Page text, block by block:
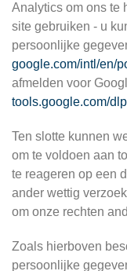
Analytics om ons te
site gebruiken - u
persoonlijke
google.com/intl/en/
afmelden voor
tools.google.com/
Ten slotte kunnen
om te voldoen aan
te reageren op een
ander wettig
om onze rechten
Zoals hierboven
persoonlijke